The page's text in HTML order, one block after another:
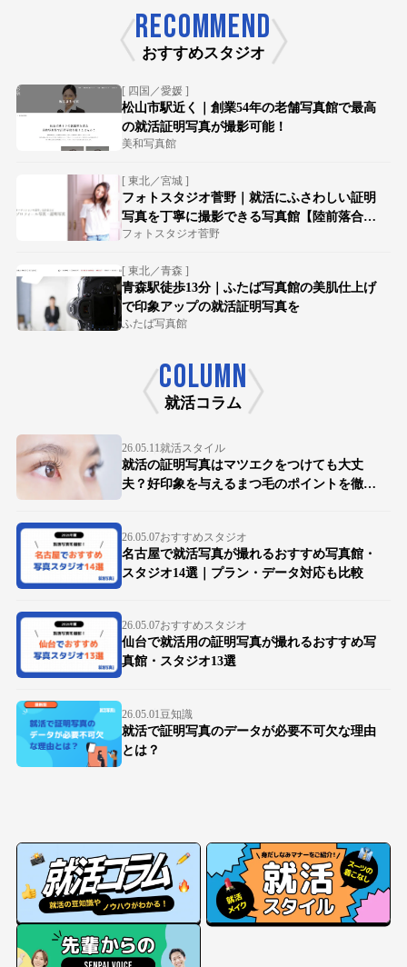
RECOMMEND
おすすめスタジオ
[ 四国／愛媛 ]
松山市駅近く｜創業54年の老舗写真館で最高
の就活証明写真が撮影可能！
美和写真館
[ 東北／宮城 ]
フォトスタジオ菅野｜就活にふさわしい証明
写真を丁寧に撮影できる写真館【陸前落合駅
徒歩15分】
フォトスタジオ菅野
[ 東北／青森 ]
青森駅徒歩13分｜ふたば写真館の美肌仕上げ
で印象アップの就活証明写真を
ふたば写真館
COLUMN
就活コラム
26.05.11就活スタイル
就活の証明写真はマツエクをつけても大丈
夫？好印象を与えるまつ毛のポイントを徹底
26.05.07おすすめスタジオ
名古屋で就活写真が撮れるおすすめ写真館・
スタジオ14選｜プラン・データ対応も比較
26.05.07おすすめスタジオ
仙台で就活用の証明写真が撮れるおすすめ写
真館・スタジオ13選
26.05.01豆知識
就活で証明写真のデータが必要不可欠な理由
とは？